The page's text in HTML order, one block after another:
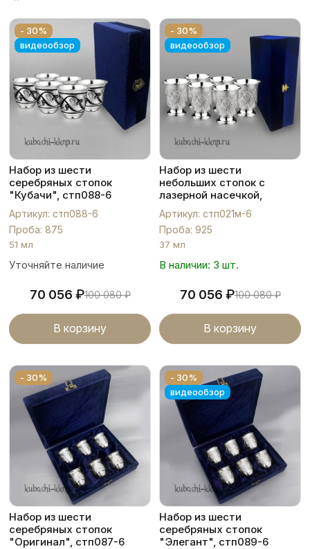
- 30%
видеообзор
Набор из шести
серебряных стопок
"Кубачи", стп088-6
Артикул: стп088-6
Проба: 875
51 мл
Уточняйте наличие
70 056 ₽100 080₽
В корзину
- 30%
видеообзор
Набор из шести
небольших стопок с
лазерной насечкой,
стп021м-6
Артикул: стп021м-6
Проба: 925
37 мл
В наличии: 3 шт.
70 056 ₽100 080₽
В корзину
- 30%
Набор из шести
серебряных стопок
"Оригинал", стп087-6
- 30%
видеообзор
Набор из шести
серебряных стопок
"Элегант", стп089-6